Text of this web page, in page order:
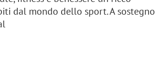
dal mondo dello sport. A sostegno